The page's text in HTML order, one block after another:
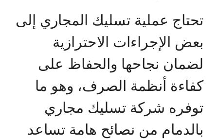
تحتاج عملية تسليك المجاري إلى
بعض الإجراءات الاحترازية
لضمان نجاحها والحفاظ على
كفاءة أنظمة الصرف، وهو ما
توفره شركة تسليك مجاري
بالدمام من نصائح هامة تساعد